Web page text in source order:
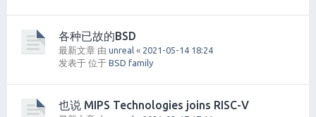
各种已故的BSD
最新文章 由 unreal « 2021-05-14 18:24
发表于 位于 BSD family
也说 MIPS Technologies joins RISC-V